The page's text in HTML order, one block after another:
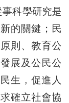
事科學研究是
的關鍵；民
則、教育公
展及公民公
生，促進人
確立社會協